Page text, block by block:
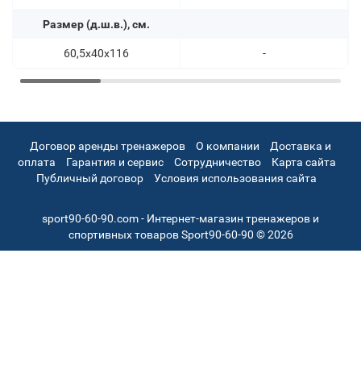
Размер (д.ш.в.), см.
60,5х40х116 -
Договор аренды тренажеров О компании
Доставка и
оплата
Гарантия и сервис Сотрудничество
Карта сайта
Публичный договор
Условия использования сайта
sport90-60-90.com - Интернет-магазин тренажеров и
спортивных товаров Sport90-60-90 © 2026